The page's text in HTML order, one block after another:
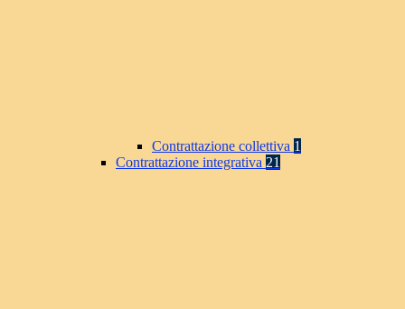
Contrattazione collettiva 1
Contrattazione integrativa 21